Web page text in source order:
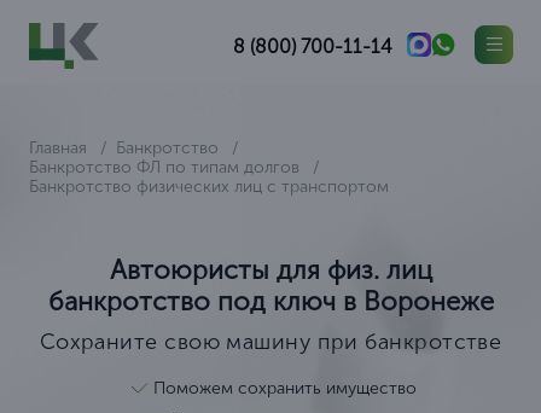
8 (800) 700-11-14
Главная
Банкротство
Банкротство ФЛ по типам долгов
Банкротство физических лиц с транспортом
Автоюристы для физ. лиц
банкротство под ключ в Воронеже
Сохраните свою машину при банкротстве
Поможем сохранить имущество